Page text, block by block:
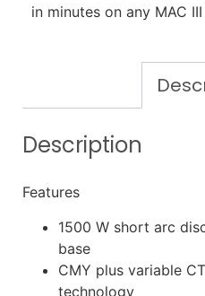
in minutes on any MAC
Description
Features
1500 W short arc
base
CMY plus variable
technology